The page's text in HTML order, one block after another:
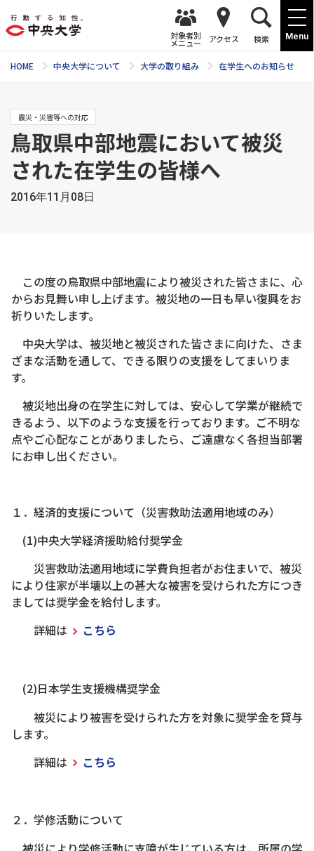
Menu
対象者別
メニュー アクセス 検索
HOME 中央大学について 大学の取り組み 在学生へのお知らせ
震災・災害等への対応
鳥取県中部地震において被災
された在学生の皆様へ
2016年11月08日
この度の鳥取県中部地震により被災された皆さまに、心
からお見舞い申し上げます。被災地の一日も早い復興をお
祈りいたします。
中央大学は、被災地と被災された皆さまに向けた、さま
ざまな活動を通して、できる限りの支援をしてまいりま
す。
被災地出身の在学生に対しては、安心して学業が継続で
きるよう、以下のような支援を行っております。ご不明な
点やご心配なことがありましたら、ご遠慮なく各担当部署
にお申し出ください。
１．経済的支援について（災害救助法適用地域のみ）
(1)中央大学経済援助給付奨学金
災害救助法適用地域に学費負担者がお住まいで、被災
により住家が半壊以上の甚大な被害を受けられた方につき
ましては奨学金を給付します。
詳細は
こちら
(2)日本学生支援機構奨学金
被災により被害を受けられた方を対象に奨学金を貸与
します。
詳細は
こちら
２．学修活動について